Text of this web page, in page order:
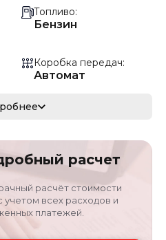
Топливо
Бензин
Коробка передач
Автомат
Среднеразмерный
Белыйрасчет
расчёт стоимости
учетом всех расходов и
платежей.